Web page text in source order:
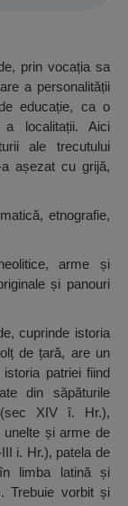
prin vocația sa
a personalității
educație, ca o
a localitații. Aici
ale trecutului
așezat cu grijă,
etnografie,
arme și
și panouri
cuprinde istoria
de țară, are un
patriei fiind
din săpăturile
(sec XIV î. Hr.),
și arme de
i. Hr.), patela de
limba latină și
Trebuie vorbit și